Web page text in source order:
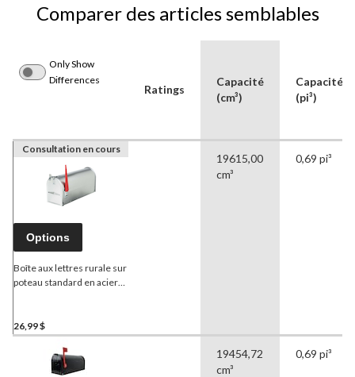
Comparer des articles semblables
Only Show
Differences
Ratings
Capacité
(cm³)
Capacité
(pi³)
Consultation en cours
Options
Boîte aux lettres rurale sur
poteau standard en acier
26,99 $
19615,00
cm³
0,69 pi³
19454,72
cm³
0,69 pi³